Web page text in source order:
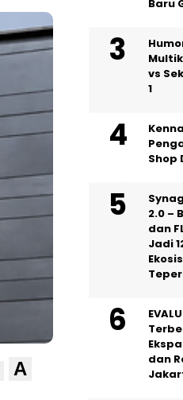
A
Baru
vs
1
Shop
2.0 –
dan
Jadi
dan